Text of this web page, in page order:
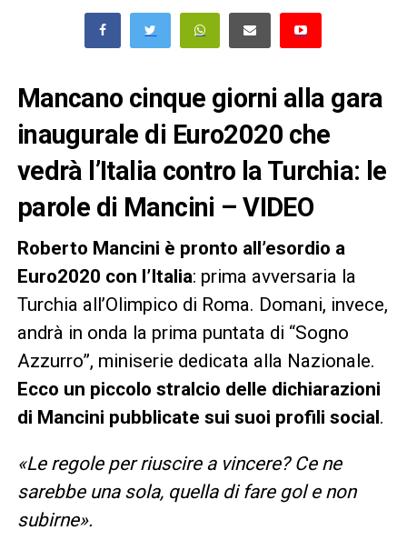
Mancano cinque giorni alla gara
inaugurale di Euro2020 che
vedrà l’Italia contro la Turchia: le
parole di Mancini – VIDEO
Roberto Mancini è pronto all’esordio a
Euro2020 con l’Italia: prima avversaria la
Turchia all’Olimpico di Roma. Domani, invece,
andrà in onda la prima puntata di “Sogno
Azzurro”, miniserie dedicata alla Nazionale.
Ecco un piccolo stralcio delle dichiarazioni
di Mancini pubblicate sui suoi profili social.
«Le regole per riuscire a vincere? Ce ne
sarebbe una sola, quella di fare gol e non
subirne».